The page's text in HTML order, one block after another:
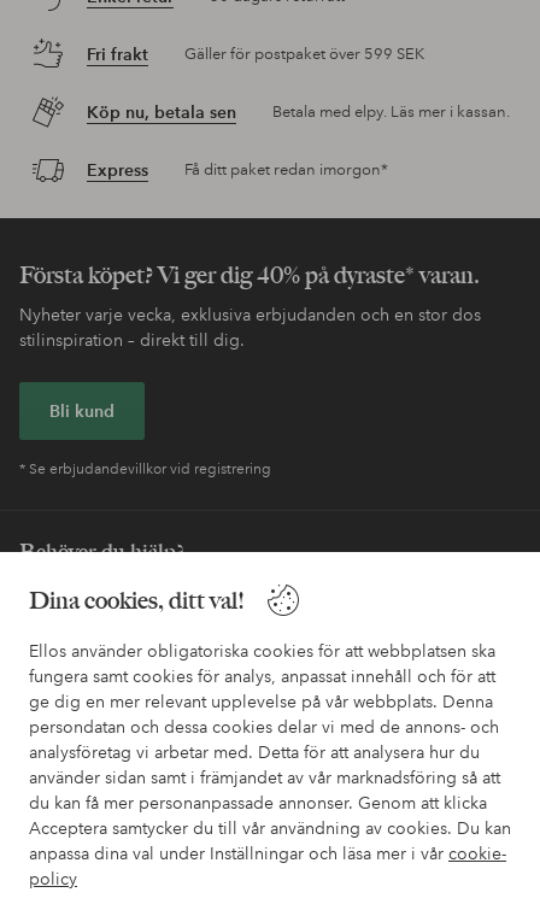
Dina cookies, ditt val!
Ellos använder obligatoriska cookies för att webbplatsen ska
fungera samt cookies för analys, anpassat innehåll och för att
ge dig en mer relevant upplevelse på vår webbplats. Denna
persondatan och dessa cookies delar vi med de annons- och
analysföretag vi arbetar med. Detta för att analysera hur du
använder sidan samt i främjandet av vår marknadsföring så att
du kan få mer personanpassade annonser. Genom att klicka
Acceptera samtycker du till vår användning av cookies. Du kan
anpassa dina val under Inställningar och läsa mer i vår cookie-
policy
Fri frakt Gäller för postpaket över 599 SEK
Köp nu, betala sen Betala med elpy. Läs mer i kassan.
Express Få ditt paket redan imorgon*
Första köpet? Vi ger dig 40% på dyraste* varan.
Nyheter varje vecka, exklusiva erbjudanden och en stor dos
stilinspiration – direkt till dig.
Bli kund
* Se erbjudandevillkor vid registrering
Behöver du hjälp?
I vår FAQ hittar du svaren på de vanligaste frågorna. Här finns
också information om hur du enklast kontaktar oss.
Kundservice Beställning Betalsätt
Mina sidor
Om Ellos